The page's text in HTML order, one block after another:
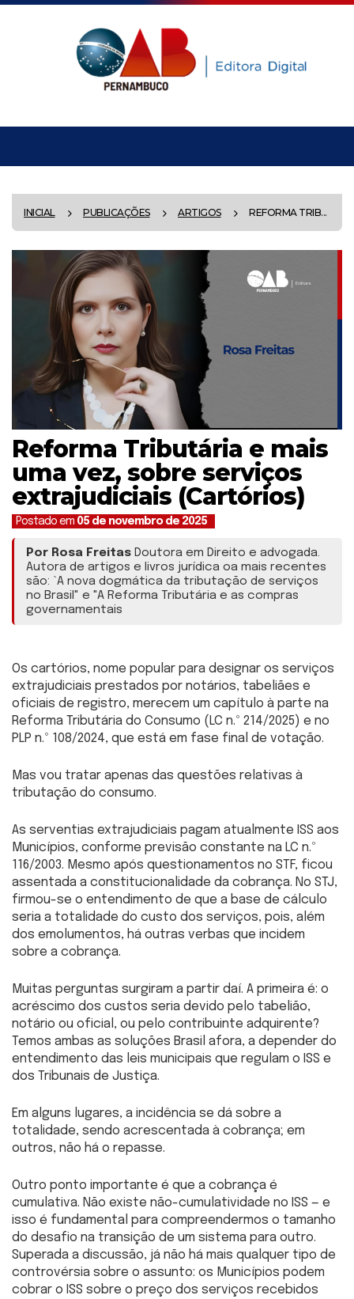
INICIAL PUBLICAÇÕES ARTIGOS REFORMA TRIB...
Reforma Tributária e mais
uma vez, sobre serviços
extrajudiciais (Cartórios)
Postado em 05 de novembro de 2025
Por Rosa Freitas Doutora em Direito e advogada.
Autora de artigos e livros jurídica oa mais recentes
são: `A nova dogmática da tributação de serviços
no Brasil" e "A Reforma Tributária e as compras
governamentais
Os cartórios, nome popular para designar os serviços
extrajudiciais prestados por notários, tabeliães e
oficiais de registro, merecem um capítulo à parte na
Reforma Tributária do Consumo (LC n.º 214/2025) e no
PLP n.º 108/2024, que está em fase final de votação.
Mas vou tratar apenas das questões relativas à
tributação do consumo.
As serventias extrajudiciais pagam atualmente ISS aos
Municípios, conforme previsão constante na LC n.º
116/2003. Mesmo após questionamentos no STF, ficou
assentada a constitucionalidade da cobrança. No STJ,
firmou-se o entendimento de que a base de cálculo
seria a totalidade do custo dos serviços, pois, além
dos emolumentos, há outras verbas que incidem
sobre a cobrança.
Muitas perguntas surgiram a partir daí. A primeira é: o
acréscimo dos custos seria devido pelo tabelião,
notário ou oficial, ou pelo contribuinte adquirente?
Temos ambas as soluções Brasil afora, a depender do
entendimento das leis municipais que regulam o ISS e
dos Tribunais de Justiça.
Em alguns lugares, a incidência se dá sobre a
totalidade, sendo acrescentada à cobrança; em
outros, não há o repasse.
Outro ponto importante é que a cobrança é
cumulativa. Não existe não-cumulatividade no ISS — e
isso é fundamental para compreendermos o tamanho
do desafio na transição de um sistema para outro.
Superada a discussão, já não há mais qualquer tipo de
controvérsia sobre o assunto: os Municípios podem
cobrar o ISS sobre o preço dos serviços recebidos